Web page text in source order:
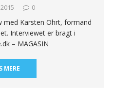
0
Karsten Ohrt, formand
Interviewet er bragt i
– MAGASIN
MERE